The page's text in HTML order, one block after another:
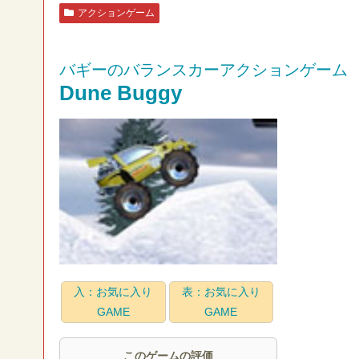
アクションゲーム
バギーのバランスカーアクションゲーム
Dune Buggy
入：お気に入り
GAME
表：お気に入り
GAME
このゲームの評価